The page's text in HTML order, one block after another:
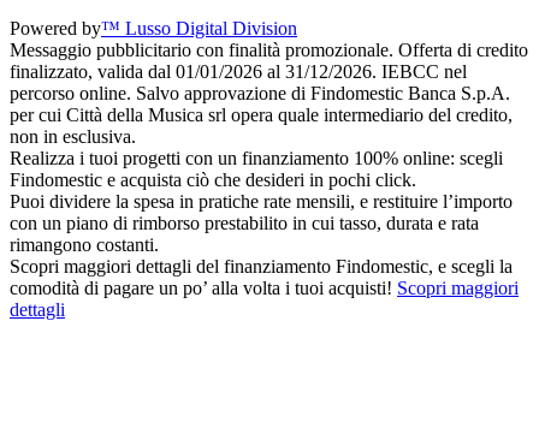
Powered by™ Lusso Digital Division
Messaggio pubblicitario con finalità promozionale. Offerta di credito
finalizzato, valida dal 01/01/2026 al 31/12/2026. IEBCC nel
percorso online. Salvo approvazione di Findomestic Banca S.p.A.
per cui Città della Musica srl opera quale intermediario del credito,
non in esclusiva.
Realizza i tuoi progetti con un finanziamento 100% online: scegli
Findomestic e acquista ciò che desideri in pochi click.
Puoi dividere la spesa in pratiche rate mensili, e restituire l’importo
con un piano di rimborso prestabilito in cui tasso, durata e rata
rimangono costanti.
Scopri maggiori dettagli del finanziamento Findomestic, e scegli la
comodità di pagare un po’ alla volta i tuoi acquisti! Scopri maggiori
dettagli